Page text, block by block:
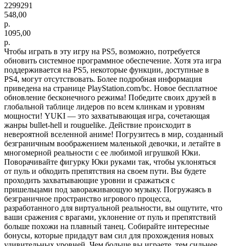
2299291
548,00
р.
1095,00
р.
Чтобы играть в эту игру на PS5, возможно, потребуется
обновить системное программное обеспечение. Хотя эта игра
поддерживается на PS5, некоторые функции, доступные в
PS4, могут отсутствовать. Более подробная информация
приведена на странице PlayStation.com/bc. Новое бесплатное
обновление бесконечного режима! Победите своих друзей в
глобальной таблице лидеров по всем клинкам и уровням
мощности! YUKI — это захватывающая игра, сочетающая
жанры bullet-hell и rouguelike. Действие происходит в
невероятной вселенной аниме! Погрузитесь в мир, созданный
безграничным воображением маленькой девочки, и летайте в
многомерной реальности с ее любимой игрушкой Юки.
Поворачивайте фигурку Юки руками так, чтобы уклоняться
от пуль и обходить препятствия на своем пути. Вы будете
проходить захватывающие уровни и сражаться с
пришельцами под завораживающую музыку. Погружаясь в
безграничное пространство игрового процесса,
разработанного для виртуальной реальности, вы ощутите, что
ваши сражения с врагами, уклонение от пуль и препятствий
больше похожи на плавный танец. Собирайте интересные
бонусы, которые придадут вам сил для прохождения новых